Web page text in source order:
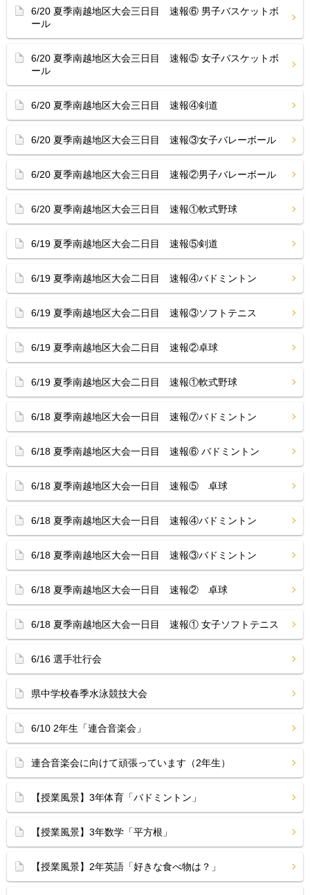
6/20 夏季南越地区大会三日目 速報⑥ 男子バスケットボ
ール
6/20 夏季南越地区大会三日目 速報⑤ 女子バスケットボ
ール
6/20 夏季南越地区大会三日目 速報④剣道
6/20 夏季南越地区大会三日目 速報③女子バレーボール
6/20 夏季南越地区大会三日目 速報②男子バレーボール
6/20 夏季南越地区大会三日目 速報①軟式野球
6/19 夏季南越地区大会二日目 速報⑤剣道
6/19 夏季南越地区大会二日目 速報④バドミントン
6/19 夏季南越地区大会二日目 速報③ソフトテニス
6/19 夏季南越地区大会二日目 速報②卓球
6/19 夏季南越地区大会二日目 速報①軟式野球
6/18 夏季南越地区大会一日目 速報⑦バドミントン
6/18 夏季南越地区大会一日目 速報⑥ バドミントン
6/18 夏季南越地区大会一日目 速報⑤ 卓球
6/18 夏季南越地区大会一日目 速報④バドミントン
6/18 夏季南越地区大会一日目 速報③バドミントン
6/18 夏季南越地区大会一日目 速報② 卓球
6/18 夏季南越地区大会一日目 速報① 女子ソフトテニス
6/16 選手壮行会
県中学校春季水泳競技大会
6/10 2年生「連合音楽会」
連合音楽会に向けて頑張っています（2年生）
【授業風景】3年体育「バドミントン」
【授業風景】3年数学「平方根」
【授業風景】2年英語「好きな食べ物は？」